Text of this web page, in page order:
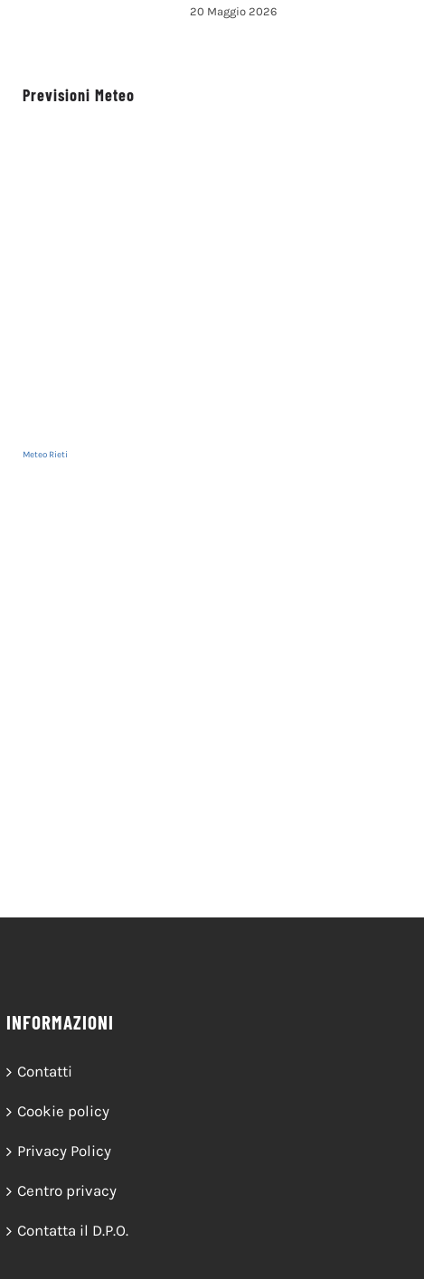
20 Maggio 2026
Previsioni Meteo
Meteo Rieti
INFORMAZIONI
Contatti
Cookie policy
Privacy Policy
Centro privacy
Contatta il D.P.O.